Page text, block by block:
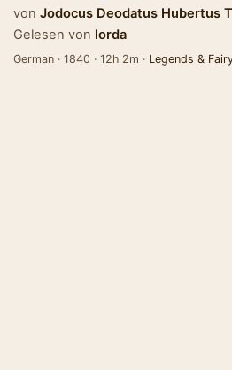
von Jodocus Deodatus Hubertus
Gelesen von lorda
German · 1840 · 12h 2m · Legends &